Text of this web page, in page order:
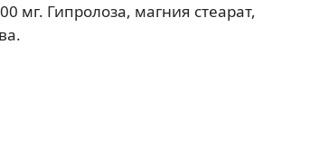
мг. Гипролоза, магния стеарат,